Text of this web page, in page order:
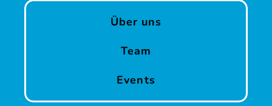
Über uns
Team
Events